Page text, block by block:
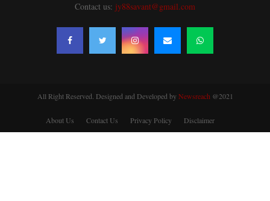
Contact us: jy88savant@gmail.com
All Right Reserved. Designed and Developed byNewsreach@2021
About Us Contact Us Privacy Policy Disclaimer